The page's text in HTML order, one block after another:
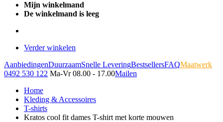
Mijn winkelmand
De winkelmand is leeg
Verder winkelen
AanbiedingenDuurzaamSnelle LeveringBestsellersFAQMaatwerk
0492 530 122 Ma-Vr 08.00 - 17.00Mailen
Home
Kleding & Accessoires
T-shirts
Kratos cool fit dames T-shirt met korte mouwen